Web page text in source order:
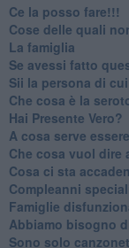
​Ce la posso fare!!!
​Cose delle quali
​La famiglia
​Se avessi fatto
​Sii la persona di
Che cosa è la
​Hai Presente Vero?
A cosa serve
​Che cosa vuol dire
​Cosa ci sta
​Compleanni
​Famiglie
​Abbiamo bisogno
Sono solo